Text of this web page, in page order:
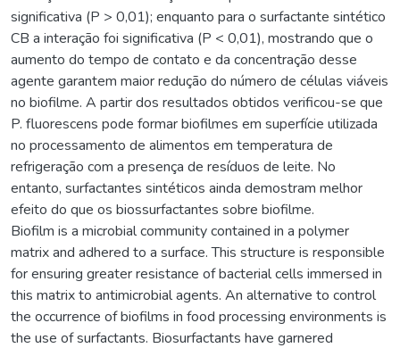
significativa (P > 0,01); enquanto para o surfactante sintético
CB a interação foi significativa (P < 0,01), mostrando que o
aumento do tempo de contato e da concentração desse
agente garantem maior redução do número de células viáveis
no biofilme. A partir dos resultados obtidos verificou-se que
P. fluorescens pode formar biofilmes em superfície utilizada
no processamento de alimentos em temperatura de
refrigeração com a presença de resíduos de leite. No
entanto, surfactantes sintéticos ainda demostram melhor
efeito do que os biossurfactantes sobre biofilme.
Biofilm is a microbial community contained in a polymer
matrix and adhered to a surface. This structure is responsible
for ensuring greater resistance of bacterial cells immersed in
this matrix to antimicrobial agents. An alternative to control
the occurrence of biofilms in food processing environments is
the use of surfactants. Biosurfactants have garnered